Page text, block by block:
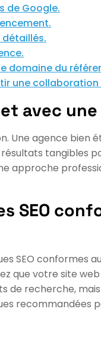
de Google.
détaillés.
domaine du
une
avec
Une agence bien
tangibles
approche
SEO
SEO conformes
que votre site
de recherche,
recommandées